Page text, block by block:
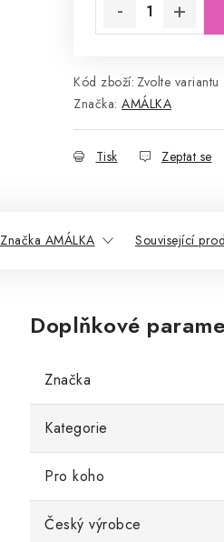
Kód zboží: Zvolte variantu
Značka: AMÁLKA
Tisk Zeptat se
Značka AMÁLKA Související
Doplňkové
Značka
Kategorie
Pro koho
Český výrobce